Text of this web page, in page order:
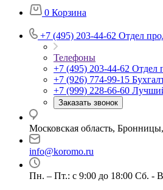
0 Корзина
+7 (495) 203-44-62 Отдел
Телефоны
+7 (495) 203-44-62 Отдел
+7 (926) 774-99-15
+7 (999) 228-66-60
Заказать звонок
Московская область,
info@koromo.ru
Пн. – Пт.: с 9:00 до 18:00 Сб. -